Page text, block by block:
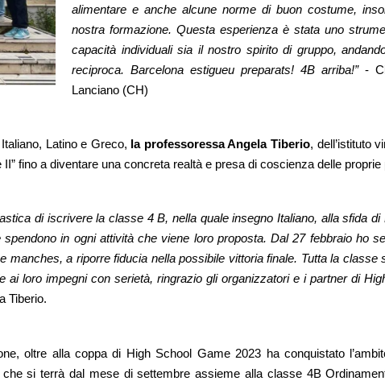
alimentare e anche alcune norme di buon costume,
nostra formazione. Questa esperienza è stata uno
capacità individuali sia il nostro spirito di gruppo,
reciproca. Barcelona estigueu preparats! 4B arriba!” -
Lanciano (CH)
Latino e Greco, la professoressa Angela Tiberio, dell’istituto
fino a diventare una concreta realtà e presa di coscienza delle proprie
di iscrivere la classe 4 B, nella quale insegno Italiano, alla sfida
in ogni attività che viene loro proposta. Dal 27 febbraio ho
manches, a riporre fiducia nella possibile vittoria finale. Tutta la
loro impegni con serietà, ringrazio gli organizzatori e i partner di
Tiberio.
oltre alla coppa di High School Game 2023 ha conquistato
si terrà dal mese di settembre assieme alla classe 4B